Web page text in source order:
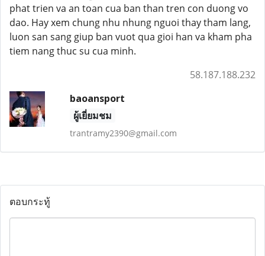
phat trien va an toan cua ban than tren con duong vo
dao. Hay xem chung nhu nhung nguoi thay tham lang,
luon san sang giup ban vuot qua gioi han va kham pha
tiem nang thuc su cua minh.
58.187.188.232
baoansport
ผู้เยี่ยมชม
trantramy2390@gmail.com
ตอบกระทู้